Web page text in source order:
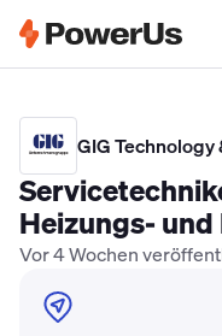
GIG Technology
Heizungs-
Vor 4 Wochen